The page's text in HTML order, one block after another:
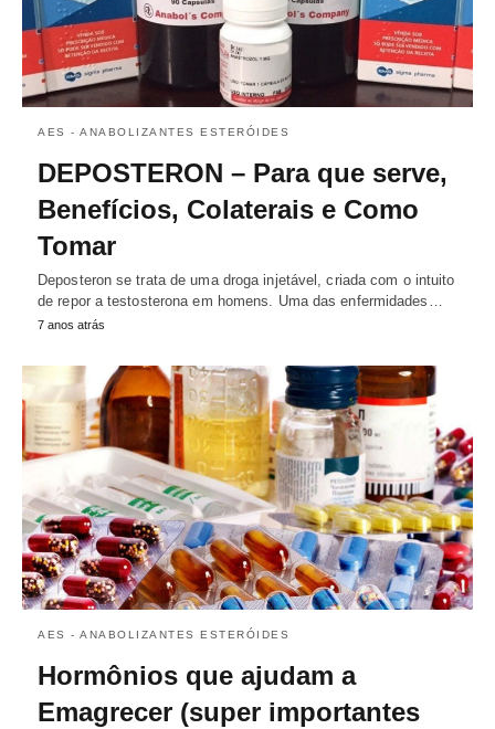
AES - ANABOLIZANTES ESTERÓIDES
DEPOSTERON – Para que serve,
Benefícios, Colaterais e Como
Tomar
Deposteron se trata de uma droga injetável, criada com o intuito
de repor a testosterona em homens. Uma das enfermidades…
7 anos atrás
AES - ANABOLIZANTES ESTERÓIDES
Hormônios que ajudam a
Emagrecer (super importantes